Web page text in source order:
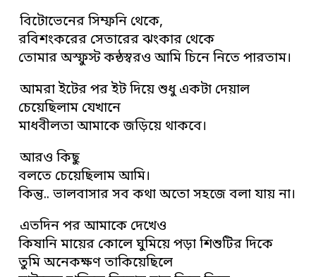
বিটোভেনের সিম্ফনি থেকে,
রবিশংকরের সেতারের ঝংকার থেকে
তোমার অস্ফুস্ট কন্ঠস্বরও আমি চিনে নিতে পারতাম।
আমরা ইটের পর ইট দিয়ে শুধু একটা দেয়াল
চেয়েছিলাম যেখানে
মাধবীলতা আমাকে জড়িয়ে থাকবে।
আরও কিছু
বলতে চেয়েছিলাম আমি।
কিন্তু.. ভালবাসার সব কথা অতো সহজে বলা যায় না।
এতদিন পর আমাকে দেখেও
কিষানি মায়ের কোলে ঘুমিয়ে পড়া শিশুটির দিকে
তুমি অনেকক্ষণ তাকিয়েছিলে